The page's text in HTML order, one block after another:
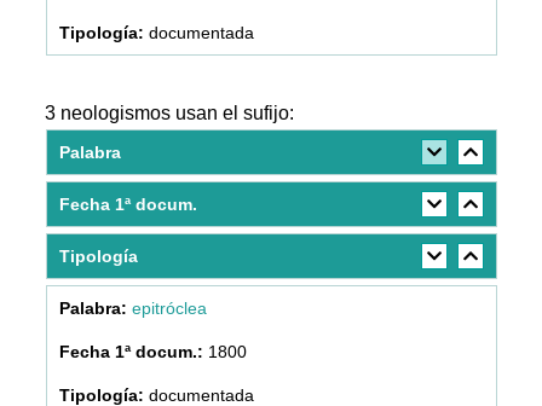
documentada
3 neologismos usan el sufijo:
Palabra
Fecha 1ª docum.
Tipología
epitróclea
1800
documentada